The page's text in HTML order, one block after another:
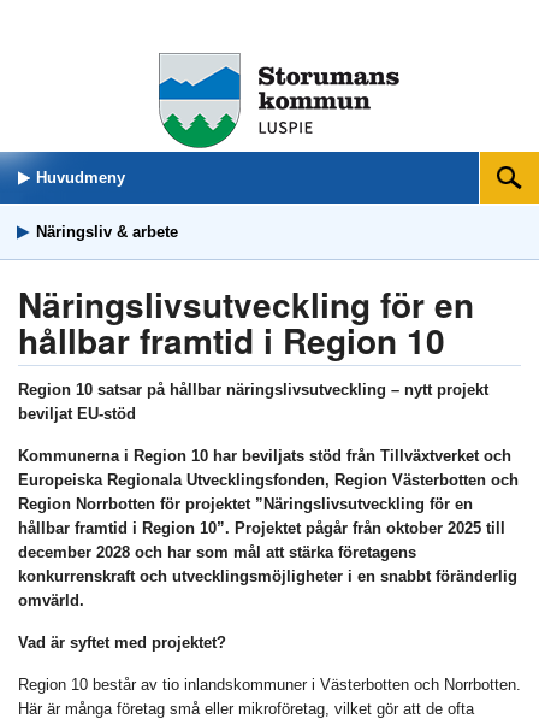
Huvudmeny Sök
Näringsliv & arbete
Näringslivsutveckling för en
hållbar framtid i Region 10
Region 10 satsar på hållbar näringslivsutveckling – nytt projekt
beviljat EU-stöd
Kommunerna i Region 10 har beviljats stöd från Tillväxtverket och
Europeiska Regionala Utvecklingsfonden, Region Västerbotten och
Region Norrbotten för projektet ”Näringslivsutveckling för en
hållbar framtid i Region 10”. Projektet pågår från oktober 2025 till
december 2028 och har som mål att stärka företagens
konkurrenskraft och utvecklingsmöjligheter i en snabbt föränderlig
omvärld.
Vad är syftet med projektet?
Region 10 består av tio inlandskommuner i Västerbotten och Norrbotten.
Här är många företag små eller mikroföretag, vilket gör att de ofta